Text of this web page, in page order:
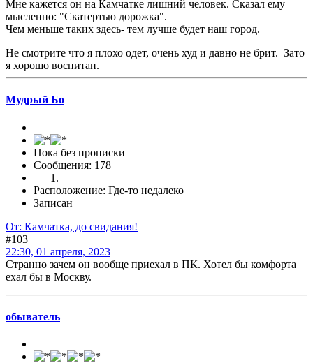
Мне кажется он на Камчатке лишний человек. Сказал ему
мысленно: "Скатертью дорожка".
Чем меньше таких здесь- тем лучше будет наш город.
Не смотрите что я плохо одет, очень худ и давно не брит. Зато
я хорошо воспитан.
Мудрый Бo
Пока без прописки
Сообщения: 178
Расположение: Где-то недалеко
Записан
От: Камчатка, до свидания!
#103
22:30, 01 апреля, 2023
Странно зачем он вообще приехал в ПК. Хотел бы комфорта
ехал бы в Москву.
обыватель